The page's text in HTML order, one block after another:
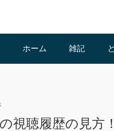
ホーム 雑記
の視聴履歴の見方